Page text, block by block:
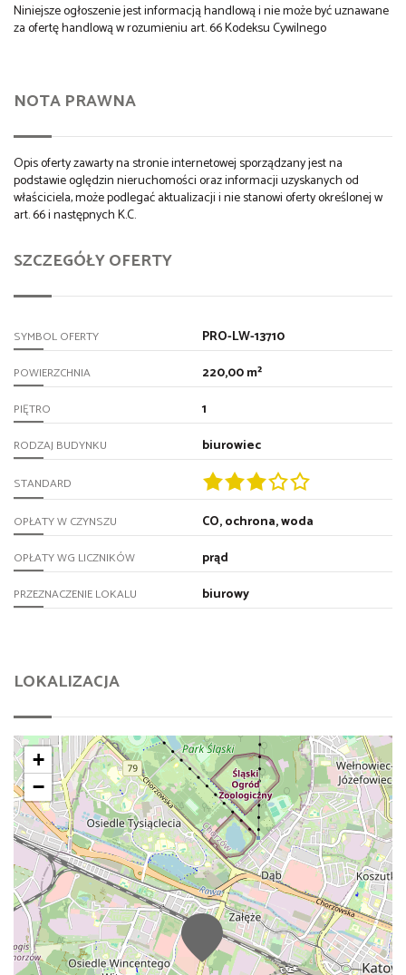
Niniejsze ogłoszenie jest informacją handlową i nie może być uznawane
za ofertę handlową w rozumieniu art. 66 Kodeksu Cywilnego
NOTA PRAWNA
Opis oferty zawarty na stronie internetowej sporządzany jest na
podstawie oględzin nieruchomości oraz informacji uzyskanych od
właściciela, może podlegać aktualizacji i nie stanowi oferty określonej w
art. 66 i następnych K.C.
SZCZEGÓŁY OFERTY
SYMBOL OFERTY PRO-LW-13710
POWIERZCHNIA 220,00 m²
PIĘTRO 1
RODZAJ BUDYNKU biurowiec
STANDARD
OPŁATY W CZYNSZU CO, ochrona, woda
OPŁATY WG LICZNIKÓW prąd
PRZEZNACZENIE LOKALU biurowy
LOKALIZACJA
+
−